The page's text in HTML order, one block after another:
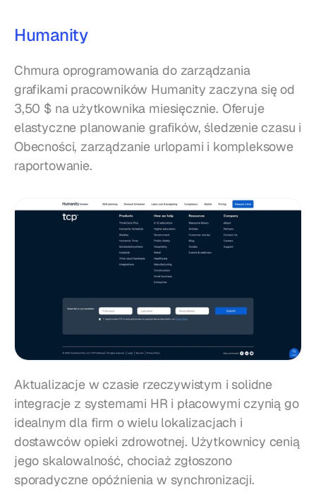
Humanity
Chmura oprogramowania do zarządzania
grafikami pracowników Humanity zaczyna się od
3,50 $ na użytkownika miesięcznie. Oferuje
elastyczne planowanie grafików, śledzenie czasu i
Obecności, zarządzanie urlopami i kompleksowe
raportowanie.
Aktualizacje w czasie rzeczywistym i solidne
integracje z systemami HR i płacowymi czynią go
idealnym dla firm o wielu lokalizacjach i
dostawców opieki zdrowotnej. Użytkownicy cenią
jego skalowalność, chociaż zgłoszono
sporadyczne opóźnienia w synchronizacji.